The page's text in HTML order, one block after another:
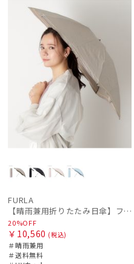
料
FURLA
【晴雨兼用折りたたみ日傘】フルラ (FURLA) ジッパー刺繍
20%OFF
￥10,560 (税込)
＃晴雨兼用
＃送料無料